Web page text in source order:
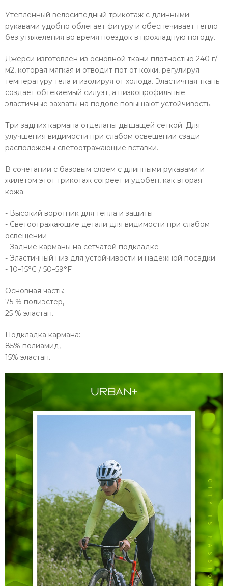
Утепленный велосипедный трикотаж с длинными
рукавами удобно облегает фигуру и обеспечивает тепло
без утяжеления во время поездок в прохладную погоду.
Джерси изготовлен из основной ткани плотностью 240 г/
м2, которая мягкая и отводит пот от кожи, регулируя
температуру тела и изолируя от холода. Эластичная ткань
создает обтекаемый силуэт, а низкопрофильные
эластичные захваты на подоле повышают устойчивость.
Три задних кармана отделаны дышащей сеткой. Для
улучшения видимости при слабом освещении сзади
расположены светоотражающие вставки.
В сочетании с базовым слоем с длинными рукавами и
жилетом этот трикотаж согреет и удобен, как вторая
кожа.
- Высокий воротник для тепла и защиты
- Светоотражающие детали для видимости при слабом
освещении
- Задние карманы на сетчатой ​​подкладке
- Эластичный низ для устойчивости и надежной посадки
- 10–15°C / 50–59°F
Основная часть:
75 % полиэстер,
25 % эластан.
Подкладка кармана:
85% полиамид,
15% эластан.